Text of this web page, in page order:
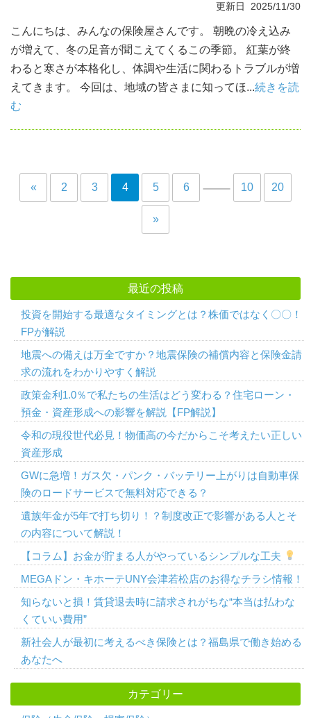
更新日 2025/11/30
こんにちは、みんなの保険屋さんです。 朝晩の冷え込み
が増えて、冬の足音が聞こえてくるこの季節。 紅葉が終
わると寒さが本格化し、体調や生活に関わるトラブルが増
えてきます。 今回は、地域の皆さまに知ってほ...続きを読
む
« 2 3 4 5 6 10 20
»
最近の投稿
投資を開始する最適なタイミングとは？株価ではなく〇〇！
FPが解説
地震への備えは万全ですか？地震保険の補償内容と保険金請
求の流れをわかりやすく解説
政策金利1.0％で私たちの生活はどう変わる？住宅ローン・
預金・資産形成への影響を解説【FP解説】
令和の現役世代必見！物価高の今だからこそ考えたい正しい
資産形成
GWに急増！ガス欠・パンク・バッテリー上がりは自動車保
険のロードサービスで無料対応できる？
遺族年金が5年で打ち切り！？制度改正で影響がある人とそ
の内容について解説！
【コラム】お金が貯まる人がやっているシンプルな工夫
MEGAドン・キホーテUNY会津若松店のお得なチラシ情報！
知らないと損！賃貸退去時に請求されがちな“本当は払わな
くていい費用”
新社会人が最初に考えるべき保険とは？福島県で働き始める
あなたへ
カテゴリー